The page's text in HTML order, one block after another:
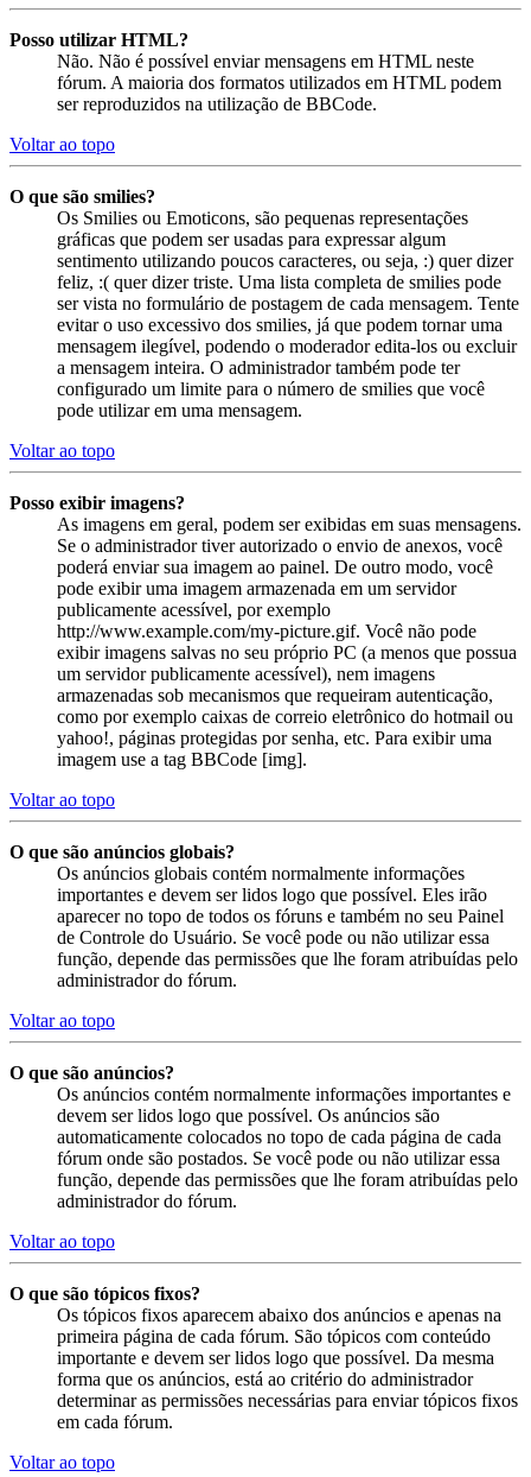
Posso utilizar HTML?
Não. Não é possível enviar mensagens em HTML neste
fórum. A maioria dos formatos utilizados em HTML podem
ser reproduzidos na utilização de BBCode.
Voltar ao topo
O que são smilies?
Os Smilies ou Emoticons, são pequenas representações
gráficas que podem ser usadas para expressar algum
sentimento utilizando poucos caracteres, ou seja, :) quer dizer
feliz, :( quer dizer triste. Uma lista completa de smilies pode
ser vista no formulário de postagem de cada mensagem. Tente
evitar o uso excessivo dos smilies, já que podem tornar uma
mensagem ilegível, podendo o moderador edita-los ou excluir
a mensagem inteira. O administrador também pode ter
configurado um limite para o número de smilies que você
pode utilizar em uma mensagem.
Voltar ao topo
Posso exibir imagens?
As imagens em geral, podem ser exibidas em suas mensagens.
Se o administrador tiver autorizado o envio de anexos, você
poderá enviar sua imagem ao painel. De outro modo, você
pode exibir uma imagem armazenada em um servidor
publicamente acessível, por exemplo
http://www.example.com/my-picture.gif. Você não pode
exibir imagens salvas no seu próprio PC (a menos que possua
um servidor publicamente acessível), nem imagens
armazenadas sob mecanismos que requeiram autenticação,
como por exemplo caixas de correio eletrônico do hotmail ou
yahoo!, páginas protegidas por senha, etc. Para exibir uma
imagem use a tag BBCode [img].
Voltar ao topo
O que são anúncios globais?
Os anúncios globais contém normalmente informações
importantes e devem ser lidos logo que possível. Eles irão
aparecer no topo de todos os fóruns e também no seu Painel
de Controle do Usuário. Se você pode ou não utilizar essa
função, depende das permissões que lhe foram atribuídas pelo
administrador do fórum.
Voltar ao topo
O que são anúncios?
Os anúncios contém normalmente informações importantes e
devem ser lidos logo que possível. Os anúncios são
automaticamente colocados no topo de cada página de cada
fórum onde são postados. Se você pode ou não utilizar essa
função, depende das permissões que lhe foram atribuídas pelo
administrador do fórum.
Voltar ao topo
O que são tópicos fixos?
Os tópicos fixos aparecem abaixo dos anúncios e apenas na
primeira página de cada fórum. São tópicos com conteúdo
importante e devem ser lidos logo que possível. Da mesma
forma que os anúncios, está ao critério do administrador
determinar as permissões necessárias para enviar tópicos fixos
em cada fórum.
Voltar ao topo